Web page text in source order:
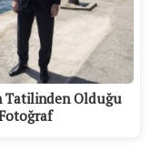
Tatilinden Olduğu